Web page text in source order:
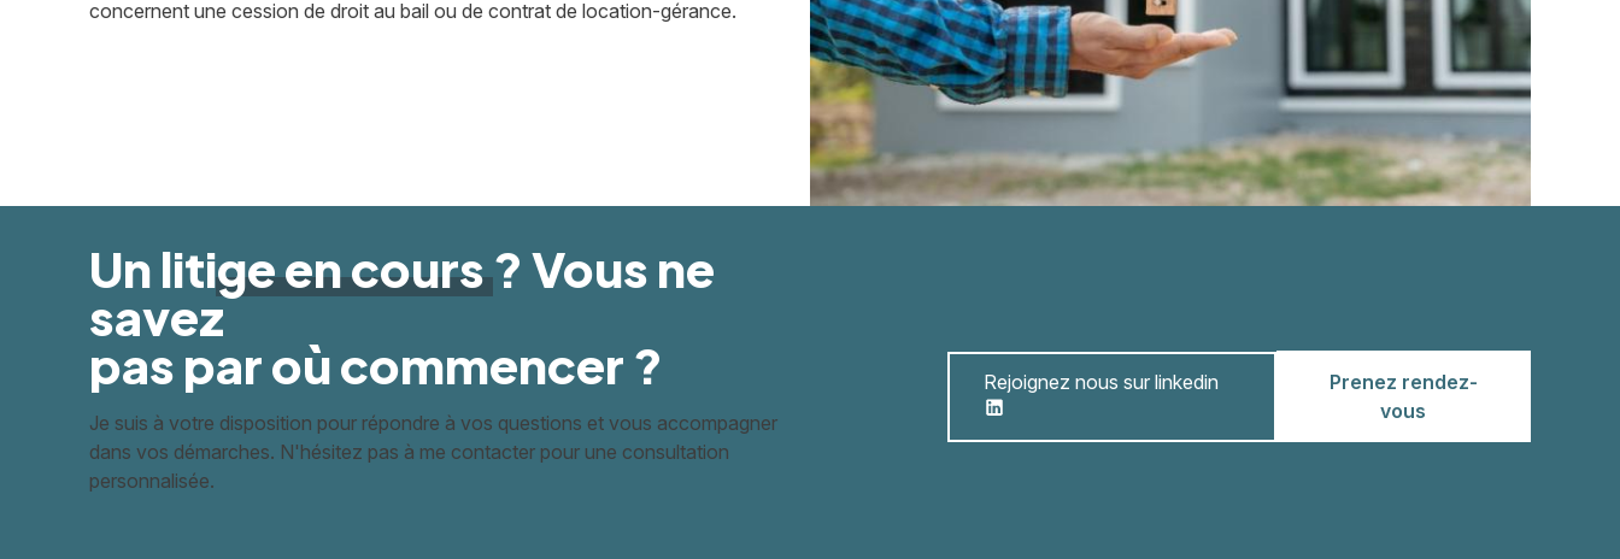
concernent une cession de droit au bail ou de contrat de location-gérance.
Un litigeen cours? Vous ne
savez
pas par où commencer ?
Je suis à votre disposition pour répondre à vos questions et vous accompagner
dans vos démarches. N'hésitez pas à me contacter pour une consultation
personnalisée.
Rejoignez nous sur linkedin
Prenez rendez-
vous